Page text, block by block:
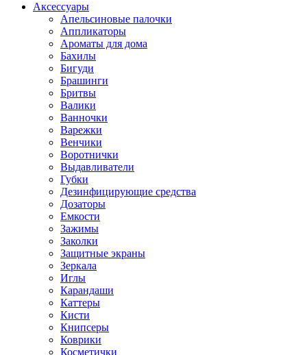
Аксессуары
Апельсиновые палочки
Аппликаторы
Ароматы для дома
Бахилы
Бигуди
Брашинги
Бритвы
Валики
Ванночки
Варежки
Венчики
Воротнички
Выдавливатели
Губки
Дезинфицирующие средства
Дозаторы
Емкости
Зажимы
Заколки
Защитные экраны
Зеркала
Иглы
Карандаши
Каттеры
Кисти
Книпсеры
Коврики
Косметички